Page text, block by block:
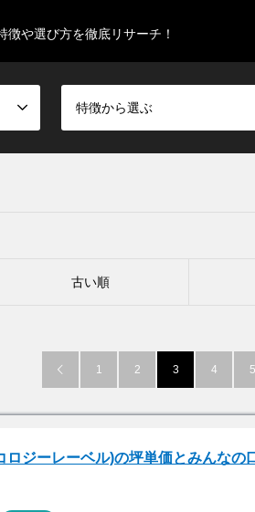
徴や選び方を徹底リサーチ！
特徴から選ぶ
古い順
 1 2 3 4 5
ロジーレーベル)の坪単価とみんなの